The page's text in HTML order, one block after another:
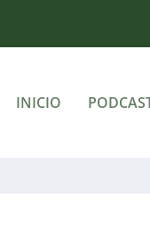
INICIO